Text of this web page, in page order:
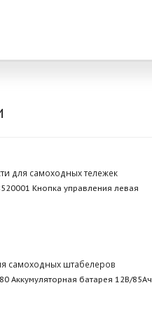
для самоходных тележек
Кнопка управления левая
самоходных штабелеров
Аккумуляторная батарея 12В/85Ач